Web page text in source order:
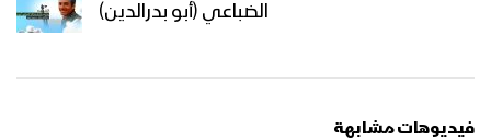
الضباعي (أبو بدرالدين)
فيديوهات مشابهة